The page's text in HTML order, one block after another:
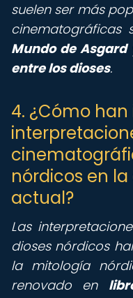
suelen ser más
cinematográficas
Mundo de Asgard
entre los dioses.
4. ¿Cómo
nórdicos en
actual?
Las
dioses nórdicos
la mitología
renovado en